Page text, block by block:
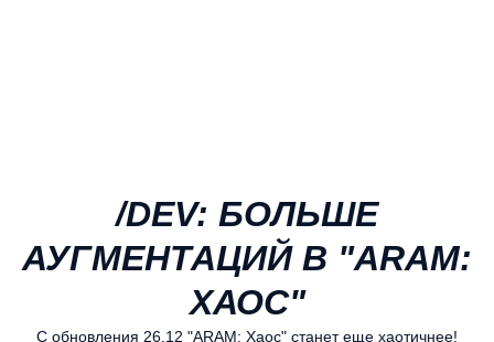
/DEV: БОЛЬШЕ
АУГМЕНТАЦИЙ В "ARAM:
ХАОС"
С обновления 26.12 "ARAM: Хаос" станет еще хаотичнее!